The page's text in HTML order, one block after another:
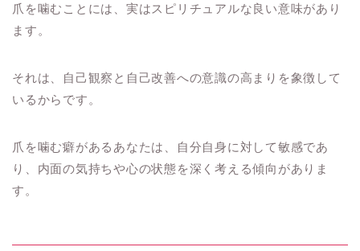
爪を噛むことには、実はスピリチュアルな良い意味があり
ます。
それは、自己観察と自己改善への意識の高まりを象徴して
いるからです。
爪を噛む癖があるあなたは、自分自身に対して敏感であ
り、内面の気持ちや心の状態を深く考える傾向がありま
す。